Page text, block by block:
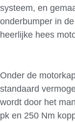
systeem, en
onderbumper in
heerlijke hees
Onder de
standaard
wordt door het
pk en 250 Nm